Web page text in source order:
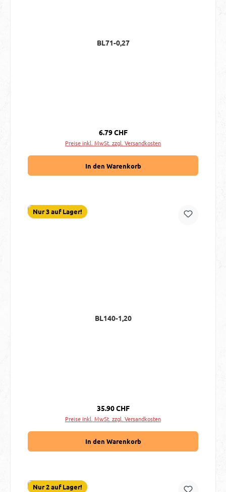
BL71-0,27
Regulärer Preis:
6.79 CHF
Preise inkl. MwSt. zzgl. Versandkosten
In den Warenkorb
Nur 3 auf Lager!
BL140-1,20
Regulärer Preis:
35.90 CHF
Preise inkl. MwSt. zzgl. Versandkosten
In den Warenkorb
Nur 2 auf Lager!